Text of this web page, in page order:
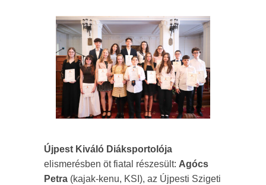
Újpest Kiváló Diáksportolója
elismerésben öt fiatal részesült: Agócs
Petra (kajak-kenu, KSI), az Újpesti Szigeti